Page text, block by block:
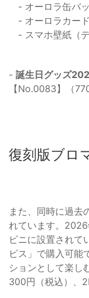
- オーロラ缶バ
- オーロラカード
- スマホ壁紙（デ
- 誕生日グッズ
【No.0083】（
復刻版ブロ
また、同時に過去
れています。
ビニに設置されて
ビス」で購入可能
ションとして楽し
300円（税込）、